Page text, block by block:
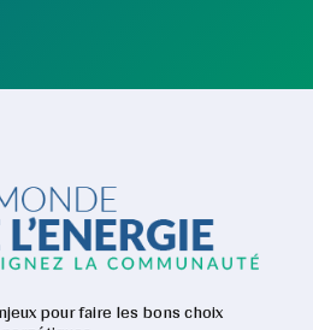
pour faire les bons choix